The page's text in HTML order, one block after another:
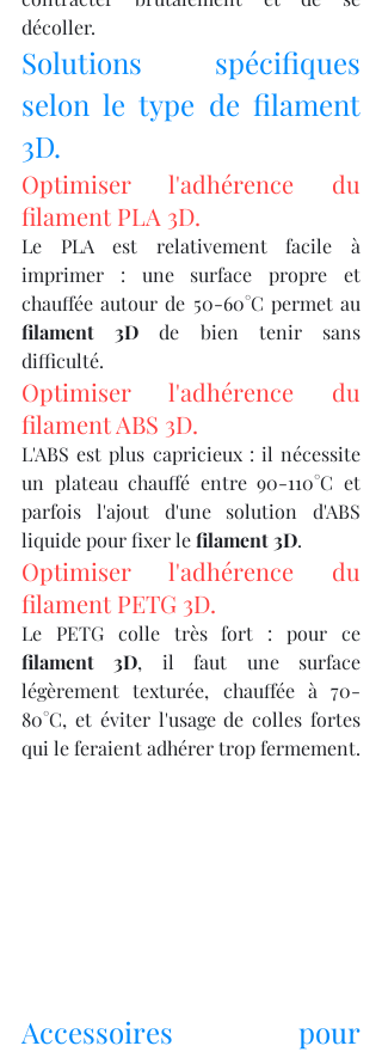
décoller.
Solutions spécifiques
selon le type de filament
3D.
Optimiser l'adhérence du
filament PLA 3D.
Le PLA est relativement facile à
imprimer : une surface propre et
filament 3D de bien tenir sans
difficulté.
Optimiser l'adhérence du
filament ABS 3D.
L'ABS est plus capricieux : il nécessite
un plateau chauffé entre 90-110°C et
parfois l'ajout d'une solution d'ABS
liquide pour fixer le filament 3D.
Optimiser l'adhérence du
filament PETG 3D.
filament 3D, il faut une surface
légèrement texturée, chauffée à 70-
80°C, et éviter l'usage de colles fortes
qui le feraient adhérer trop fermement.
Accessoires pour